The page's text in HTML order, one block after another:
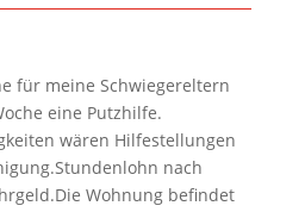
für meine Schwiegereltern
eine Putzhilfe.
wären Hilfestellungen
nach
Wohnung befindet